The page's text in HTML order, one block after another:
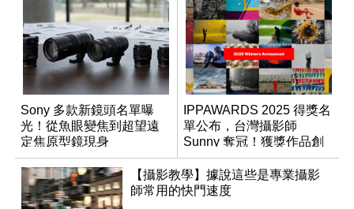
Sony 多款新鏡頭名單曝
光！從魚眼變焦到超望遠
定焦原型鏡現身
IPPAWARDS 2025 得獎名
單公布，台灣攝影師
Sunny 奪冠！獲獎作品創
作心法大公開
【攝影教學】據說這些是專業攝影
師常用的快門速度